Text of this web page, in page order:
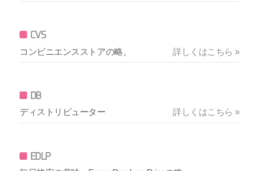
CVS
コンビニエンスストアの略。 詳しくはこちら »
DB
ディストリビューター 詳しくはこちら »
EDLP